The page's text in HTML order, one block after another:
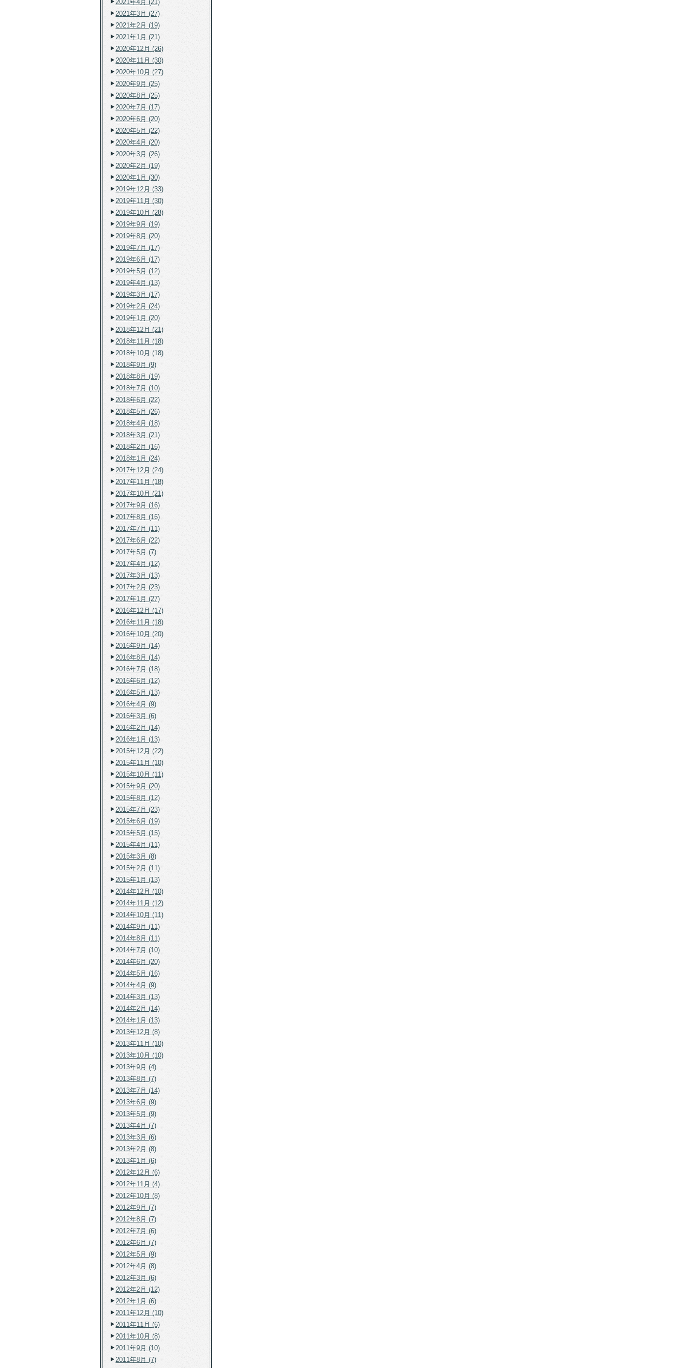
2021年4月 (21)
2021年3月 (27)
2021年2月 (19)
2021年1月 (21)
2020年12月 (26)
2020年11月 (30)
2020年10月 (27)
2020年9月 (25)
2020年8月 (25)
2020年7月 (17)
2020年6月 (20)
2020年5月 (22)
2020年4月 (20)
2020年3月 (26)
2020年2月 (19)
2020年1月 (30)
2019年12月 (33)
2019年11月 (30)
2019年10月 (28)
2019年9月 (19)
2019年8月 (20)
2019年7月 (17)
2019年6月 (17)
2019年5月 (12)
2019年4月 (13)
2019年3月 (17)
2019年2月 (24)
2019年1月 (20)
2018年12月 (21)
2018年11月 (18)
2018年10月 (18)
2018年9月 (9)
2018年8月 (19)
2018年7月 (10)
2018年6月 (22)
2018年5月 (26)
2018年4月 (18)
2018年3月 (21)
2018年2月 (16)
2018年1月 (24)
2017年12月 (24)
2017年11月 (18)
2017年10月 (21)
2017年9月 (16)
2017年8月 (16)
2017年7月 (11)
2017年6月 (22)
2017年5月 (7)
2017年4月 (12)
2017年3月 (13)
2017年2月 (23)
2017年1月 (27)
2016年12月 (17)
2016年11月 (18)
2016年10月 (20)
2016年9月 (14)
2016年8月 (14)
2016年7月 (18)
2016年6月 (12)
2016年5月 (13)
2016年4月 (9)
2016年3月 (6)
2016年2月 (14)
2016年1月 (13)
2015年12月 (22)
2015年11月 (10)
2015年10月 (11)
2015年9月 (20)
2015年8月 (12)
2015年7月 (23)
2015年6月 (19)
2015年5月 (15)
2015年4月 (11)
2015年3月 (8)
2015年2月 (11)
2015年1月 (13)
2014年12月 (10)
2014年11月 (12)
2014年10月 (11)
2014年9月 (11)
2014年8月 (11)
2014年7月 (10)
2014年6月 (20)
2014年5月 (16)
2014年4月 (9)
2014年3月 (13)
2014年2月 (14)
2014年1月 (13)
2013年12月 (8)
2013年11月 (10)
2013年10月 (10)
2013年9月 (4)
2013年8月 (7)
2013年7月 (14)
2013年6月 (9)
2013年5月 (9)
2013年4月 (7)
2013年3月 (6)
2013年2月 (8)
2013年1月 (6)
2012年12月 (6)
2012年11月 (4)
2012年10月 (8)
2012年9月 (7)
2012年8月 (7)
2012年7月 (6)
2012年6月 (7)
2012年5月 (9)
2012年4月 (8)
2012年3月 (6)
2012年2月 (12)
2012年1月 (6)
2011年12月 (10)
2011年11月 (6)
2011年10月 (8)
2011年9月 (10)
2011年8月 (7)